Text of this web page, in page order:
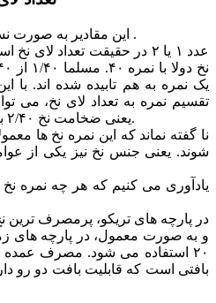
این مقادیر به صورت نسبت می آید یعنی: ۱/۳۰ یا ۲/۴۰ .
یک نمره به هم تابیده شده اند. با
تقسیم نمره به تعداد لای نخ، می
یعنی ضخامت نخ ۲/۴۰ با نخ ۱/۲۰ تقریبا برابری می کند.
نا گفته نماند که این نمره نخ ها
شوند. یعنی جنس نخ نیز یکی از
یادآوری می کنیم که هر چه نمره
و به صورت معمول، در پارچه های
۲۰ استفاده می شود. مصرف
بافتی است که قابلیت بافت دو رو